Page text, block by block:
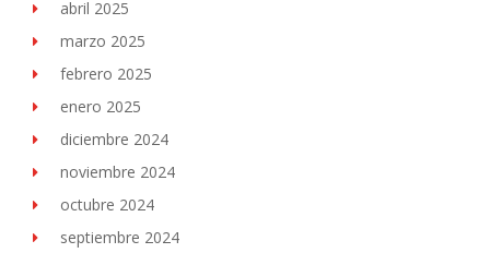
abril 2025
marzo 2025
febrero 2025
enero 2025
diciembre 2024
noviembre 2024
octubre 2024
septiembre 2024